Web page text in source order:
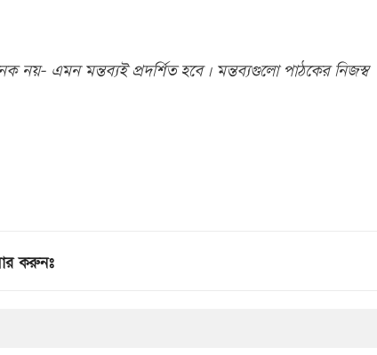
এমন মন্তব্যই প্রদর্শিত হবে। মন্তব্যগুলো পাঠকের নিজস্ব
করুনঃ